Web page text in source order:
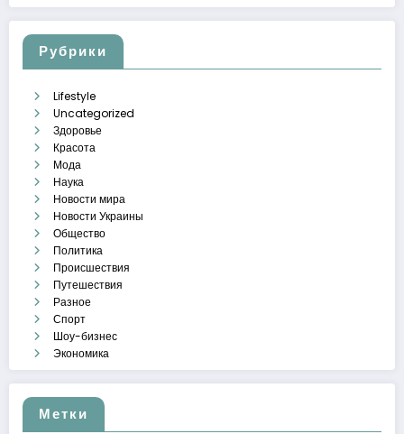
Рубрики
Lifestyle
Uncategorized
Здоровье
Красота
Мода
Наука
Новости мира
Новости Украины
Общество
Политика
Происшествия
Путешествия
Разное
Спорт
Шоу-бизнес
Экономика
Метки